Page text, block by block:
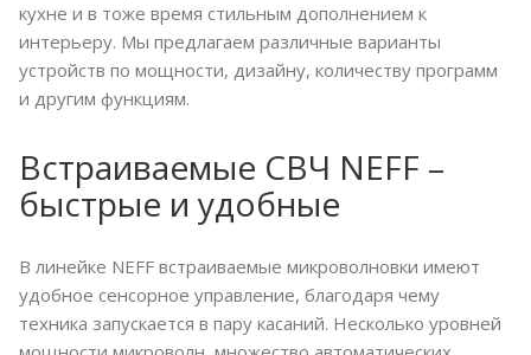
кухне и в тоже время стильным дополнением к
интерьеру. Мы предлагаем различные варианты
устройств по мощности, дизайну, количеству программ
и другим функциям.
Встраиваемые СВЧ NEFF –
быстрые и удобные
В линейке NEFF встраиваемые микроволновки имеют
удобное сенсорное управление, благодаря чему
техника запускается в пару касаний. Несколько уровней